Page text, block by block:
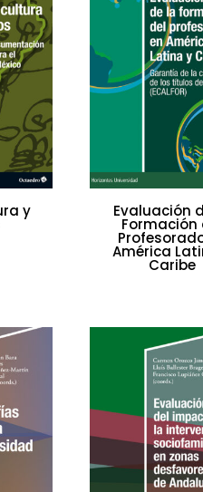
y Evaluación
Formación
América
Caribe